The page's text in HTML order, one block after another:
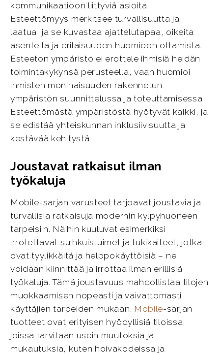
kommunikaatioon liittyviä asioita.
Esteettömyys merkitsee turvallisuutta ja
laatua, ja se kuvastaa ajattelutapaa, oikeita
asenteita ja erilaisuuden huomioon ottamista.
Esteetön ympäristö ei erottele ihmisiä heidän
toimintakykynsä perusteella, vaan huomioi
ihmisten moninaisuuden rakennetun
ympäristön suunnittelussa ja toteuttamisessa.
Esteettömästä ympäristöstä hyötyvät kaikki, ja
se edistää yhteiskunnan inklusiivisuutta ja
kestävää kehitystä.
Joustavat ratkaisut ilman
työkaluja
Mobile-sarjan varusteet tarjoavat joustavia ja
turvallisia ratkaisuja modernin kylpyhuoneen
tarpeisiin. Näihin kuuluvat esimerkiksi
irrotettavat suihkuistuimet ja tukikaiteet, jotka
ovat tyylikkäitä ja helppokäyttöisiä – ne
voidaan kiinnittää ja irrottaa ilman erillisiä
työkaluja. Tämä joustavuus mahdollistaa tilojen
muokkaamisen nopeasti ja vaivattomasti
käyttäjien tarpeiden mukaan. Mobile-sarjan
tuotteet ovat erityisen hyödyllisiä tiloissa,
joissa tarvitaan usein muutoksia ja
mukautuksia, kuten hoivakodeissa ja